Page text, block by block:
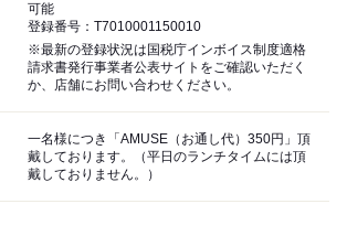
可能
登録番号：T7010001150010
※最新の登録状況は国税庁インボイス制度適格
請求書発行事業者公表サイトをご確認いただく
か、店舗にお問い合わせください。
一名様につき「AMUSE（お通し代）350円」頂
戴しております。（平日のランチタイムには頂
戴しておりません。）